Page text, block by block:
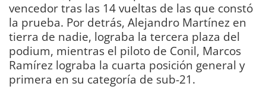
vencedor tras las 14 vueltas de las que constó
la prueba. Por detrás, Alejandro Martínez en
tierra de nadie, lograba la tercera plaza del
podium, mientras el piloto de Conil, Marcos
Ramírez lograba la cuarta posición general y
primera en su categoría de sub-21.